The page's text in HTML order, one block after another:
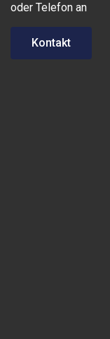
oder Telefon an
Kontakt